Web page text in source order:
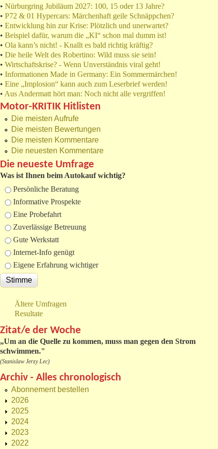
• Nürburgring Jubiläum 2027: 100, 15 oder 13 Jahre?
• P72 & 01 Hypercars: Märchenhaft geile Schnäppchen?
• Entwicklung hin zur Krise: Plötzlich und unerwartet?
• Beispiel dafür, warum die „KI“ schon mal dumm ist!
• Ola kann’s nicht! - Knallt es bald richtig kräftig?
• Die heile Welt des Robertino: Wild muss sie sein!
• Wirtschaftskrise? - Wenn Unverständnis viral geht!
• Informationen Made in Germany: Ein Sommermärchen!
• Eine „Implosion“ kann auch zum Leserbrief werden!
• Aus Andermatt hört man: Noch nicht alle vergriffen!
Motor-KRITIK Hitlisten
Die meisten Aufrufe
Die meisten Bewertungen
Die meisten Kommentare
Die neuesten Kommentare
Die neueste Umfrage
Was ist Ihnen beim Autokauf wichtig?
Auswahlmöglichkeiten
Persönliche Beratung
Informative Prospekte
Eine Probefahrt
Zuverlässige Betreuung
Gute Werkstatt
Internet-Info genügt
Eigene Erfahrung wichtiger
Ältere Umfragen
Resultate
Zitat/e der Woche
„Um an die Quelle zu kommen, muss man gegen den Strom
schwimmen."
(Stanislaw Jerzy Lec)
Archiv - Alles chronologisch
Abonnement bestellen
2026
2025
2024
2023
2022